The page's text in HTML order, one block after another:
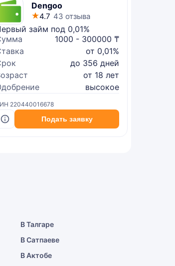
Dengoo
4.7 43 отзыва
займ под 0,01%
1000 - 300000 ₸
от 0,01%
до 356 дней
от 18 лет
высокое
220440016678
Подать заявку
В Талгаре
В Сатпаеве
В Актобе